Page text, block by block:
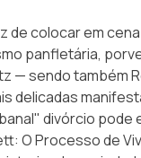
de colocar em
panfletária,
— sendo também
delicadas
divórcio pode
O Processo de